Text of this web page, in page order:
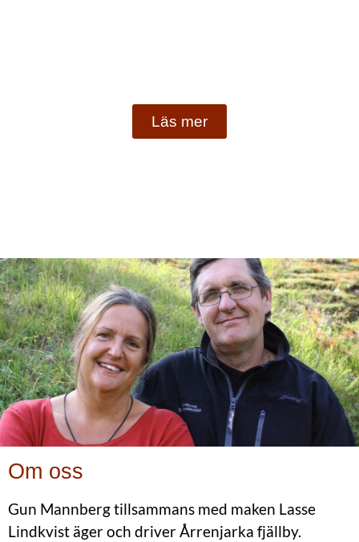
Läs mer
Om oss
Gun Mannberg tillsammans med maken Lasse
Lindkvist äger och driver Årrenjarka fjällby.